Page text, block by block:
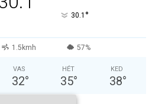
30.1 °
1.5kmh 57%
VAS
32°
HÉT
35°
KED
38°